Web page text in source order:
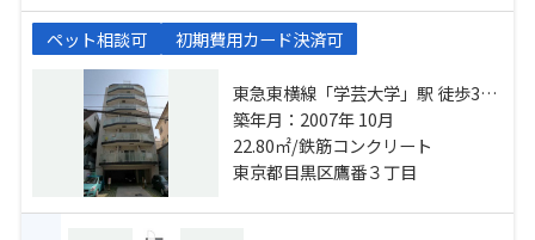
ペット相談可 初期費用カード決済可
東急東横線「学芸大学」駅 徒歩3分
東急東横線「祐天寺」駅 徒歩17分
東急東横線「都立大学」駅 徒歩21
分
築年月：2007年 10月
22.80㎡/鉄筋コンクリート
東京都目黒区鷹番３丁目